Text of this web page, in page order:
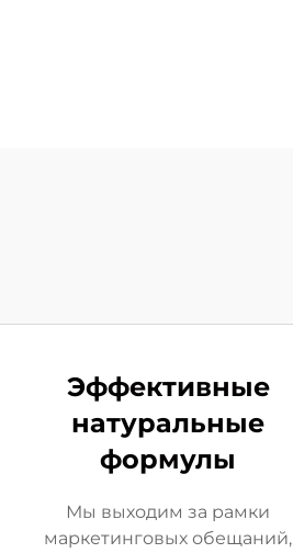
Эффективные
натуральные
формулы
Мы выходим за рамки
маркетинговых обещаний,